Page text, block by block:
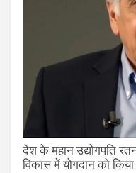
देश के महान उद्योगपति
विकास में योगदान को